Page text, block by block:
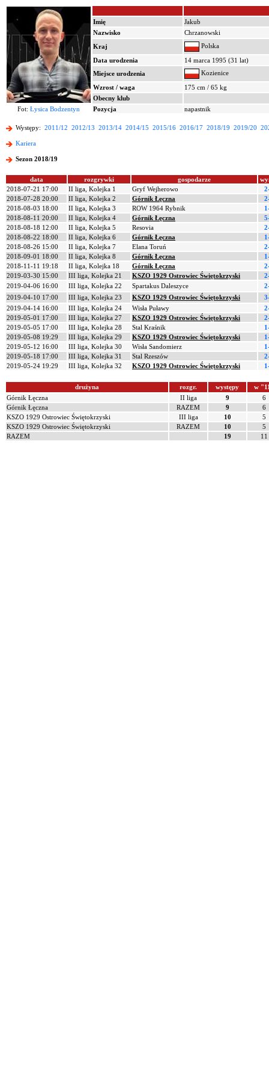
Imię
Jakub
Nazwisko
Chrzanowski
Kraj
Polska
Data urodzenia
14 marca 1995 (31 lat)
Miejsce urodzenia
Kozienice
Wzrost / waga
175 cm / 65 kg
Obecny klub
Fot: Łysica Bodzentyn Pozycja napastnik
Występy: 2011/12 2012/13 2013/14 2014/15 2015/16 2016/17 2018/19 2019/20
Kariera
Sezon 2018/19
data rozgrywki gospodarze
2018-07-21 17:00
II liga, Kolejka 1 Gryf Wejherowo
2018-07-28 20:00
II liga, Kolejka 2 Górnik Łęczna
2018-08-03 18:00
II liga, Kolejka 3 ROW 1964 Rybnik
2018-08-11 20:00
II liga, Kolejka 4 Górnik Łęczna
2018-08-18 12:00
II liga, Kolejka 5 Resovia
2018-08-22 18:00
II liga, Kolejka 6 Górnik Łęczna
2018-08-26 15:00
II liga, Kolejka 7 Elana Toruń
2018-09-01 18:00
II liga, Kolejka 8 Górnik Łęczna
2018-11-11 19:18
II liga, Kolejka 18 Górnik Łęczna
2019-03-30 15:00
III liga, Kolejka 21 KSZO 1929 Ostrowiec Świętokrzyski
2019-04-06 16:00
III liga, Kolejka 22 Spartakus Daleszyce
2019-04-10 17:00
III liga, Kolejka 23 KSZO 1929 Ostrowiec Świętokrzyski
2019-04-14 16:00
III liga, Kolejka 24 Wisła Puławy
2019-05-01 17:00
III liga, Kolejka 27 KSZO 1929 Ostrowiec Świętokrzyski
2019-05-05 17:00
III liga, Kolejka 28 Stal Kraśnik
2019-05-08 19:29
III liga, Kolejka 29 KSZO 1929 Ostrowiec Świętokrzyski
2019-05-12 16:00
III liga, Kolejka 30 Wisła Sandomierz
2019-05-18 17:00
III liga, Kolejka 31 Stal Rzeszów
2019-05-24 19:29
III liga, Kolejka 32 KSZO 1929 Ostrowiec Świętokrzyski
drużyna rozgr. występy
w
Górnik Łęczna
II liga 9
6
Górnik Łęczna
RAZEM 9
6
KSZO 1929 Ostrowiec Świętokrzyski
III liga 10
5
KSZO 1929 Ostrowiec Świętokrzyski
RAZEM 10
5
RAZEM
19 11